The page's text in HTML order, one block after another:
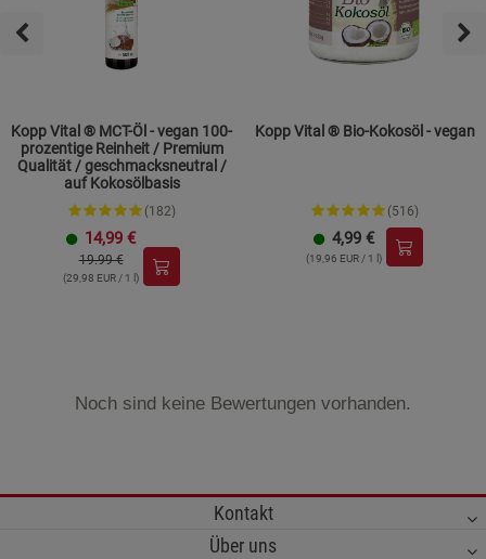
Kopp Vital ® MCT-Öl - vegan 100-
prozentige Reinheit / Premium
Qualität / geschmacksneutral /
auf Kokosölbasis
(182)
14,99 €
19.99 €
(29,98 EUR / 1 l)
Kopp Vital ® Bio-Kokosöl - vegan
(516)
4,99 €
(19,96 EUR / 1 l)
Noch sind keine Bewertungen vorhanden.
Kontakt
Über uns